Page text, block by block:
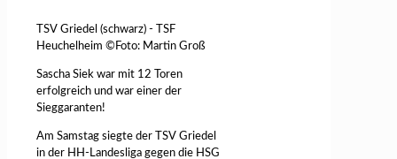
TSV Griedel (schwarz) - TSF
Heuchelheim ©Foto: Martin Groß
Sascha Siek war mit 12 Toren
erfolgreich und war einer der
Sieggaranten!
Am Samstag siegte der TSV Griedel
in der HH-Landesliga gegen die HSG